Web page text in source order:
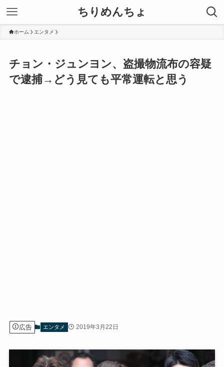
ちりめんちょ
ホーム エンタメ
チョン・ジュンヨン、盗撮物流布の容疑
で逮捕→どう見ても平常運転と思う
広告 エンタメ 2019年3月22日